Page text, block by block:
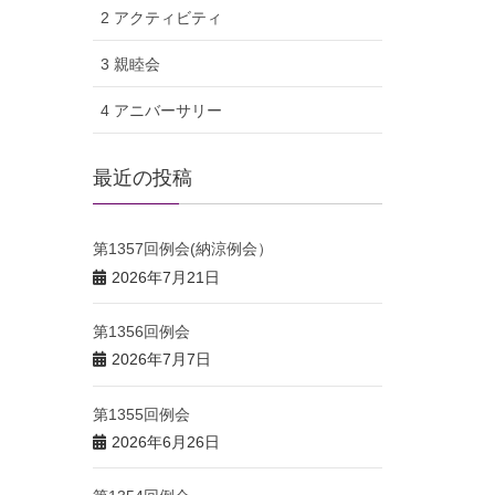
2 アクティビティ
3 親睦会
4 アニバーサリー
最近の投稿
第1357回例会(納涼例会）
2026年7月21日
第1356回例会
2026年7月7日
第1355回例会
2026年6月26日